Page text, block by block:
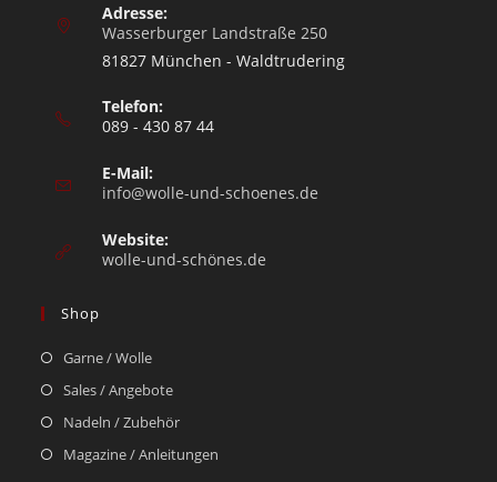
Adresse:
Wasserburger Landstraße 250
81827 München - Waldtrudering
Telefon:
089 - 430 87 44
E-Mail:
info@wolle-und-schoenes.de
Website:
wolle-und-schönes.de
Shop
Garne / Wolle
Sales / Angebote
Nadeln / Zubehör
Magazine / Anleitungen